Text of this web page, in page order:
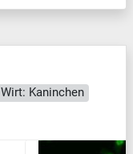
Wirt: Kaninchen